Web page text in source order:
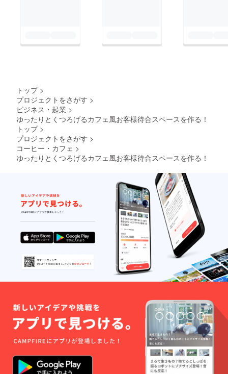
トップ >
プロジェクトをさがす >
ビジネス・起業 >
ゆったりとくつろげるカフェ風お客様待合スペースを作る！
トップ >
プロジェクトをさがす >
コーヒー・カフェ >
ゆったりとくつろげるカフェ風お客様待合スペースを作る！